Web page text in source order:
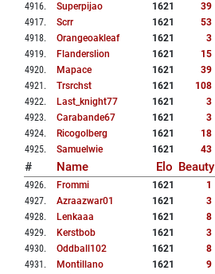
4916. Superpijao 1621 39
4917. Scrr 1621 53
4918. Orangeoakleaf 1621 3
4919. Flanderslion 1621 15
4920. Mapace 1621 39
4921 . Trsrchst 1621 108
4922. Last_knight77 1621 3
4923. Carabande67 1621 3
4924. Ricogolberg 1621 18
4925. Samuelwie 1621 43
# Name Elo Beauty
4926. Frommi 1621 1
4927. Azraazwar01 1621 3
4928. Lenkaaa 1621 8
4929. Kerstbob 1621 3
4930. Oddball102 1621 8
4931 . Montillano 1621 9